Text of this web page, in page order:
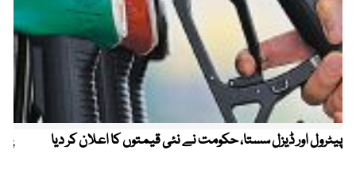
پیٹرول اور ڈیزل سستا، حکومت نے نئی قیمتوں کا اعلان کر دیا